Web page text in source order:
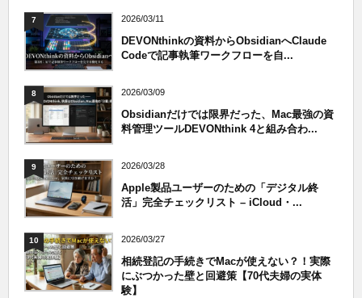
7 2026/03/11
DEVONthinkの資料からObsidianへClaude
Codeで記事執筆ワークフローを自...
8 2026/03/09
Obsidianだけでは限界だった、Mac最強の資
料管理ツールDEVONthink 4と組み合わ...
9 2026/03/28
Apple製品ユーザーのための「デジタル終
活」完全チェックリスト – iCloud・...
10 2026/03/27
相続登記の手続きでMacが使えない？！実際
にぶつかった壁と回避策【70代夫婦の実体
験】